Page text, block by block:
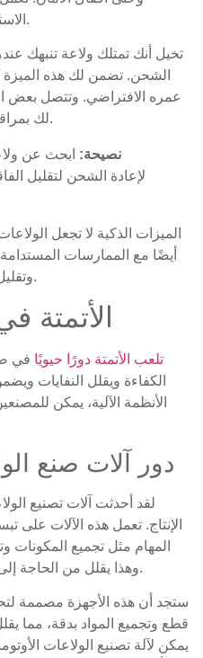
الاستخدام والسلامة مع تقليل النفايات.
تخيل أنك تمتلك ولاعة تنبهك
الشحن. تضمن لك هذه الميزة
عمره الافتراضي. وتتصل بعض
لك بمراقبة الاستخدام وتخصيص الإعدادات.
نصيحة: ابحث عن
لإعادة الشحن لتقليل
الميزات الذكية لا تجعل
أيضًا مع الممارسات
وتقليل النفايات التي يمكن التخلص منها.
الأتمتة
تلعب الأتمتة دورًا حيويًا في
الكفاءة ويقلل النفايات
الأنظمة الآلية، يمكن
دور آلات صنع
لقد أحدثت آلات تصنيع
الإنتاج. تعمل هذه الآلات على
المهام مثل تجميع المكونات
وهذا يقلل من الحاجة إلى العمل اليدوي ويقلل من الأخطاء.
ستجد أن هذه الأجهزة مصممة
قطع وتجميع المواد بدقة، مما
يمكن لآلة تصنيع الولاعات